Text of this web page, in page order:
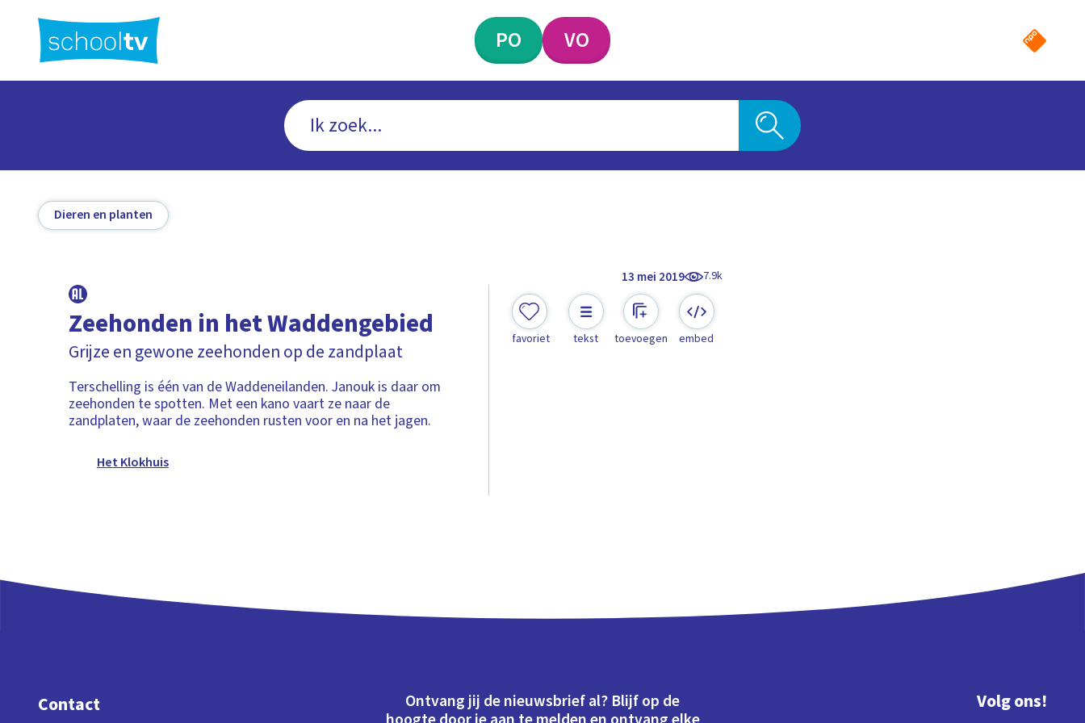
hoofdinhoud
PO VO
Dieren en planten
13 mei 2019 7.9k
Zeehonden in het Waddengebied
Grijze en gewone zeehonden op de zandplaat
Terschelling is één van de Waddeneilanden. Janouk is daar om
zeehonden te spotten. Met een kano vaart ze naar de
zandplaten, waar de zeehonden rusten voor en na het jagen.
Het Klokhuis
favoriet tekst toevoegen embed
Contact
Ontvang jij de nieuwsbrief al? Blijf op de
Volg ons!